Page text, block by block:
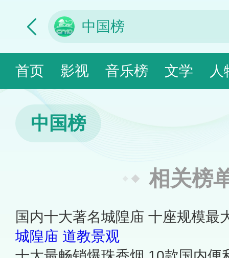
首页 影视 音乐榜 文学 人
中国榜
相关榜
国内十大著名城隍庙 十座规模最
城隍庙 道教景观